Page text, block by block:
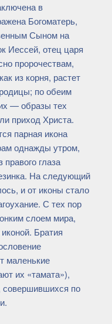
в
Богоматерь,
Сыном на
Иессей, отец царя
пророчествам,
из корня, растет
по обеим
— образы тех
приход Христа.
парная икона
однажды утром,
глаза
На следующий
и от иконы стало
С тех пор
слоем мира,
Братия
маленькие
их «тамата»),
совершившихся по